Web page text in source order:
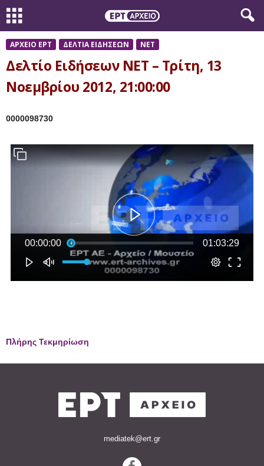
ΑΡΧΕΙΟ ΕΡΤ ΔΕΛΤΙΑ ΕΙΔΗΣΕΩΝ ΝΕΤ
Δελτίο Ειδήσεων ΝΕΤ – Τρίτη, 13
Νοεμβρίου 2012, 21:00:00
0000098730
Πλήρης Τεκμηρίωση
mediatek@ert.gr